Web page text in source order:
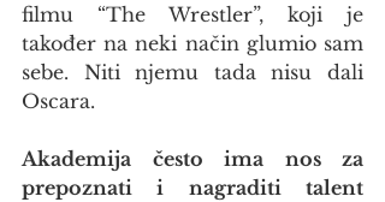
filmu “The Wrestler”, koji je
također na neki način glumio sam
sebe. Niti njemu tada nisu dali
Oscara.
Akademija često ima nos za
prepoznati i nagraditi talent